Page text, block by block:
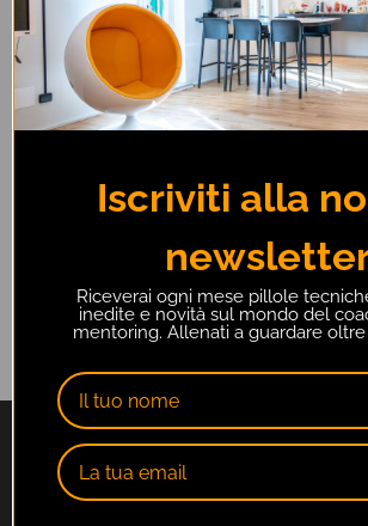
Iscriviti alla
Riceverai ogni mese pillole
inedite e novità sul mondo del
mentoring. Allenati a guardare